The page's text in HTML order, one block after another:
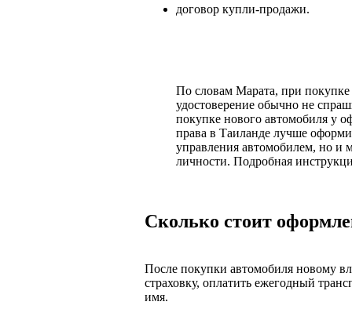
договор купли-продажи.
По словам Марата, при покупке
удостоверение обычно не
покупке нового автомобиля у
права в Таиланде лучше
управления автомобилем, но и
личности. Подробная
Сколько стоит
После покупки автомобиля новому
страховку, оплатить ежегодный
имя.